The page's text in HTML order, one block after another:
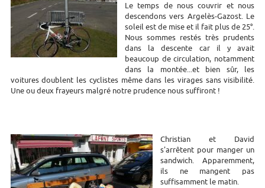
Le temps de nous couvrir et nous
descendons vers Argelès-Gazost. Le
soleil est de mise et il fait plus de 25°.
Nous sommes restés très prudents
dans la descente car il y avait
beaucoup de circulation, notamment
dans la montée...et bien sûr, les
voitures doublent les cyclistes même dans les virages sans visibilité.
Une ou deux frayeurs malgré notre prudence nous suffiront !
Christian et David
s'arrêtent pour manger un
sandwich. Apparemment,
ils ne mangent pas
suffisamment le matin.